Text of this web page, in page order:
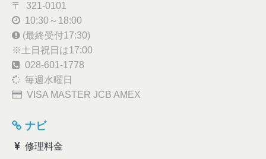
〒 321-0101
10:30～18:00
(最終受付17:30)
※土日祝日は17:00
028-601-1778
毎週水曜日
VISA MASTER JCB AMEX
ナビ
修理料金